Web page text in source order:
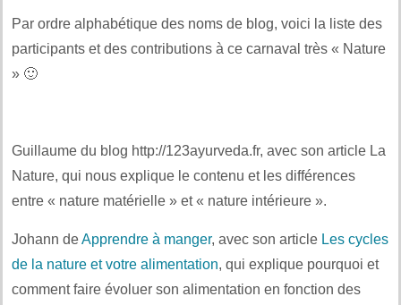
Par ordre alphabétique des noms de blog, voici la liste des
participants et des contributions à ce carnaval très « Nature
» 🙂
Guillaume du blog http://123ayurveda.fr, avec son article La
Nature, qui nous explique le contenu et les différences
entre « nature matérielle » et « nature intérieure ».
Johann deApprendre à manger, avec son article Les cycles
de la nature et votre alimentation, qui explique pourquoi et
comment faire évoluer son alimentation en fonction des